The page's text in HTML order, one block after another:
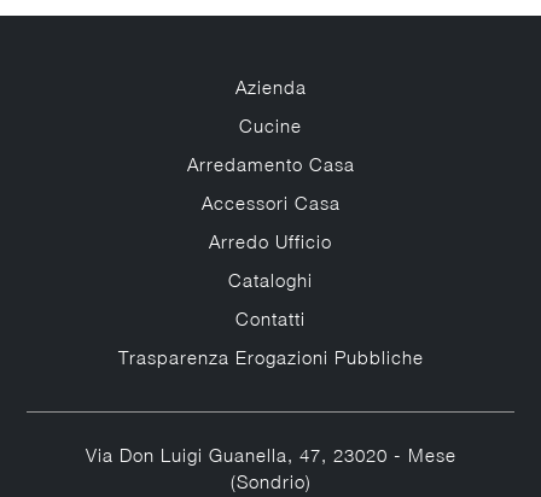
Azienda
Cucine
Arredamento Casa
Accessori Casa
Arredo Ufficio
Cataloghi
Contatti
Trasparenza Erogazioni Pubbliche
Via Don Luigi Guanella, 47, 23020 - Mese
(Sondrio)